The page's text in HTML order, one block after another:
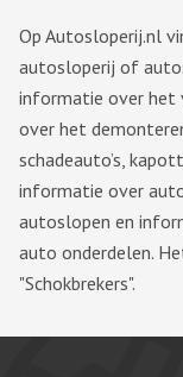
Op Autosloperij.nl
autosloperij of
informatie over het
over het
schadeauto’s,
informatie over
autoslopen en
auto onderdelen.
"Schokbrekers".